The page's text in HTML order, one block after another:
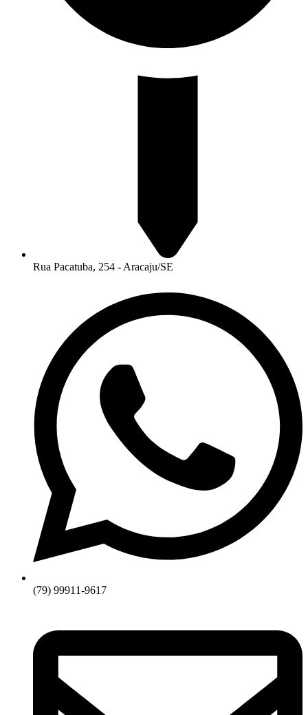
Rua Pacatuba, 254 - Aracaju/SE
(79) 99911-9617